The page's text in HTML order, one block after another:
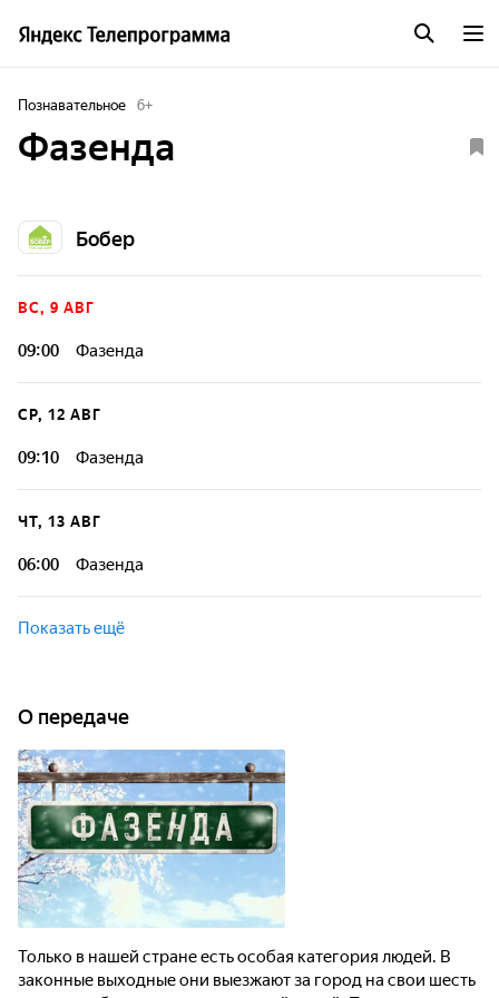
Познавательное 6+
Фазенда
Бобер
ВС, 9 АВГ
09:00 Фазенда
СР, 12 АВГ
09:10 Фазенда
ЧТ, 13 АВГ
06:00 Фазенда
Показать ещё
О передаче
Только в нашей стране есть особая категория людей. В
законные выходные они выезжают за город на свои шесть